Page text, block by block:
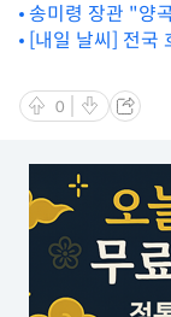
요구 건의"
송미령 장관 "양
[내일 날씨] 전국
0